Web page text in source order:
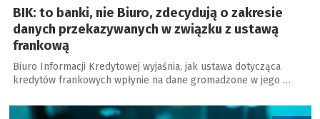
BIK: to banki, nie Biuro, zdecydują o zakresie
danych przekazywanych w związku z ustawą
frankową
Biuro Informacji Kredytowej wyjaśnia, jak ustawa dotycząca
kredytów frankowych wpłynie na dane gromadzone w jego …
a